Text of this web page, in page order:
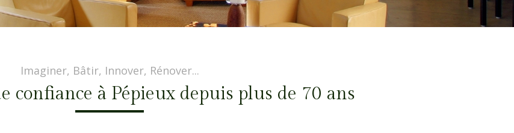
Imaginer, Bâtir, Innover, Rénover...
confiance à Pépieux depuis plus de 70 ans